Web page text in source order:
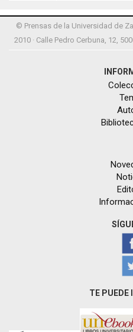
© Prensas de la Universidad de
2010 · Calle Pedro Cerbuna, 12,
TE PUEDE